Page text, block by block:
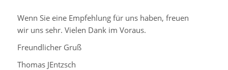
Wenn Sie eine Empfehlung für uns haben, freuen
wir uns sehr. Vielen Dank im Voraus.
Freundlicher Gruß
Thomas JEntzsch